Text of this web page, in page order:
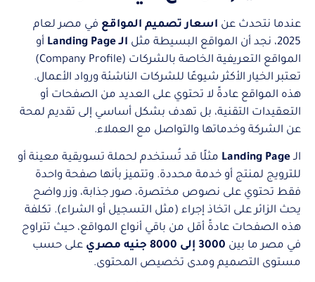
عندما نتحدث عن اسعار تصميم المواقع في مصر لعام
2025، نجد أن المواقع البسيطة مثل
الـ Landing Page
أو
المواقع التعريفية الخاصة بالشركات (Company Profile)
تعتبر الخيار الأكثر شيوعًا للشركات الناشئة ورواد الأعمال.
هذه المواقع عادةً لا تحتوي على العديد من الصفحات أو
التعقيدات التقنية، بل تهدف بشكل أساسي إلى تقديم لمحة
عن الشركة وخدماتها والتواصل مع العملاء.
الـLanding Page مثلًا قد تُستخدم لحملة تسويقية معينة أو
للترويج لمنتج أو خدمة محددة. وتتميز بأنها صفحة واحدة
فقط تحتوي على نصوص مختصرة، صور جذابة، وزر واضح
يحث الزائر على اتخاذ إجراء (مثل التسجيل أو الشراء). تكلفة
هذه الصفحات عادةً أقل من باقي أنواع المواقع، حيث تتراوح
في مصر ما بين 3000 إلى 8000 جنيه مصري
على حسب
مستوى التصميم ومدى تخصيص المحتوى.